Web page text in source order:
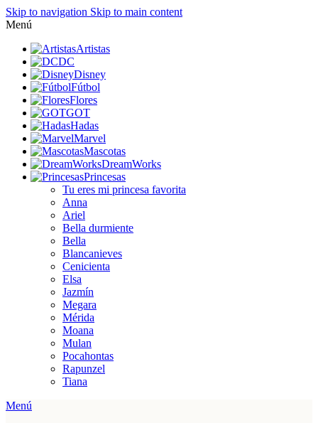
Skip to navigation Skip to main content
Menú
Artistas
DC
Disney
Fútbol
Flores
GOT
Hadas
Marvel
Mascotas
DreamWorks
Princesas
Tu eres mi princesa favorita
Anna
Ariel
Bella durmiente
Bella
Blancanieves
Cenicienta
Elsa
Jazmín
Megara
Mérida
Moana
Mulan
Pocahontas
Rapunzel
Tiana
Menú